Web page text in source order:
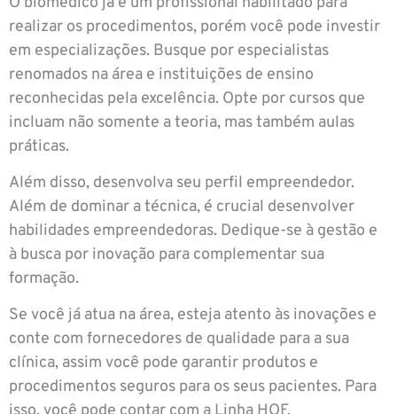
realizar os procedimentos, porém você pode investir
em especializações. Busque por especialistas
renomados na área e instituições de ensino
reconhecidas pela excelência. Opte por cursos que
incluam não somente a teoria, mas também aulas
práticas.
Além disso, desenvolva seu perfil empreendedor.
Além de dominar a técnica, é crucial desenvolver
habilidades empreendedoras. Dedique-se à gestão e
à busca por inovação para complementar sua
formação.
Se você já atua na área, esteja atento às inovações e
conte com fornecedores de qualidade para a sua
clínica, assim você pode garantir produtos e
procedimentos seguros para os seus pacientes. Para